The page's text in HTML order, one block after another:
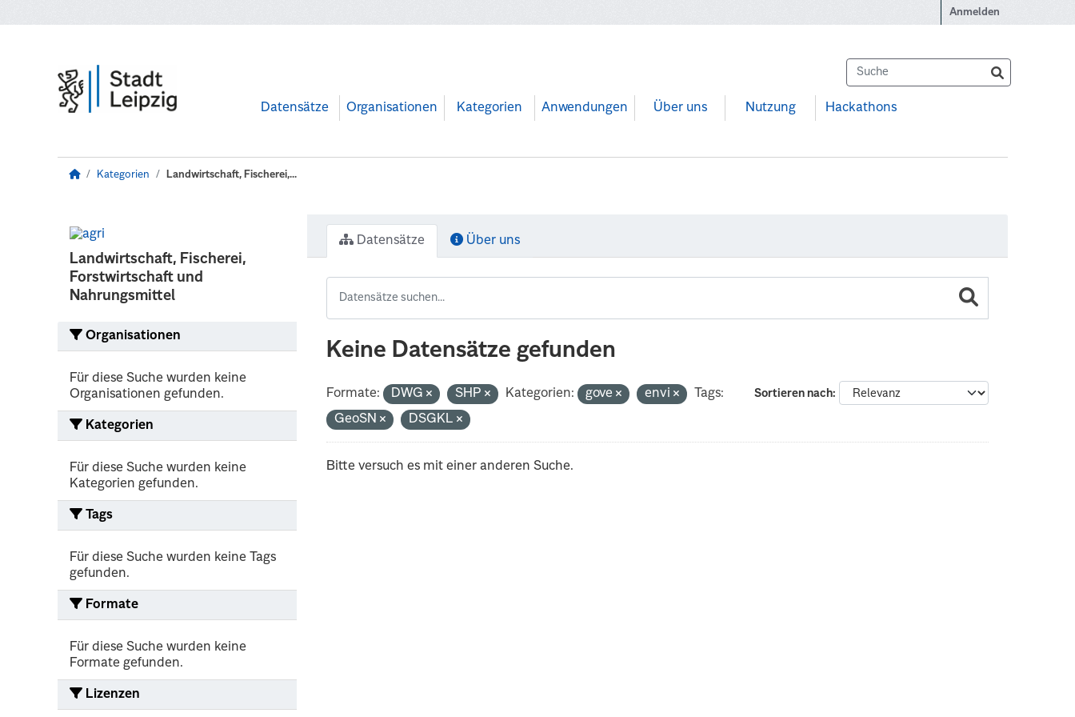
Anmelden
Datensätze Organisationen Kategorien Anwendungen Über uns Nutzung Hackathons
Kategorien Landwirtschaft, Fischerei,...
Landwirtschaft, Fischerei,
Forstwirtschaft und
Nahrungsmittel
Organisationen
Für diese Suche wurden keine
Organisationen gefunden.
Kategorien
Für diese Suche wurden keine
Kategorien gefunden.
Tags
Für diese Suche wurden keine Tags
gefunden.
Formate
Für diese Suche wurden keine
Formate gefunden.
Lizenzen
Datensätze Über uns
Keine Datensätze gefunden
Sortieren nach
Formate: DWG SHP Kategorien: gove envi
Tags:
GeoSN
DSGKL
Bitte versuch es mit einer anderen Suche.